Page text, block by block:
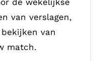
de wekelijkse
van verslagen,
van
match.